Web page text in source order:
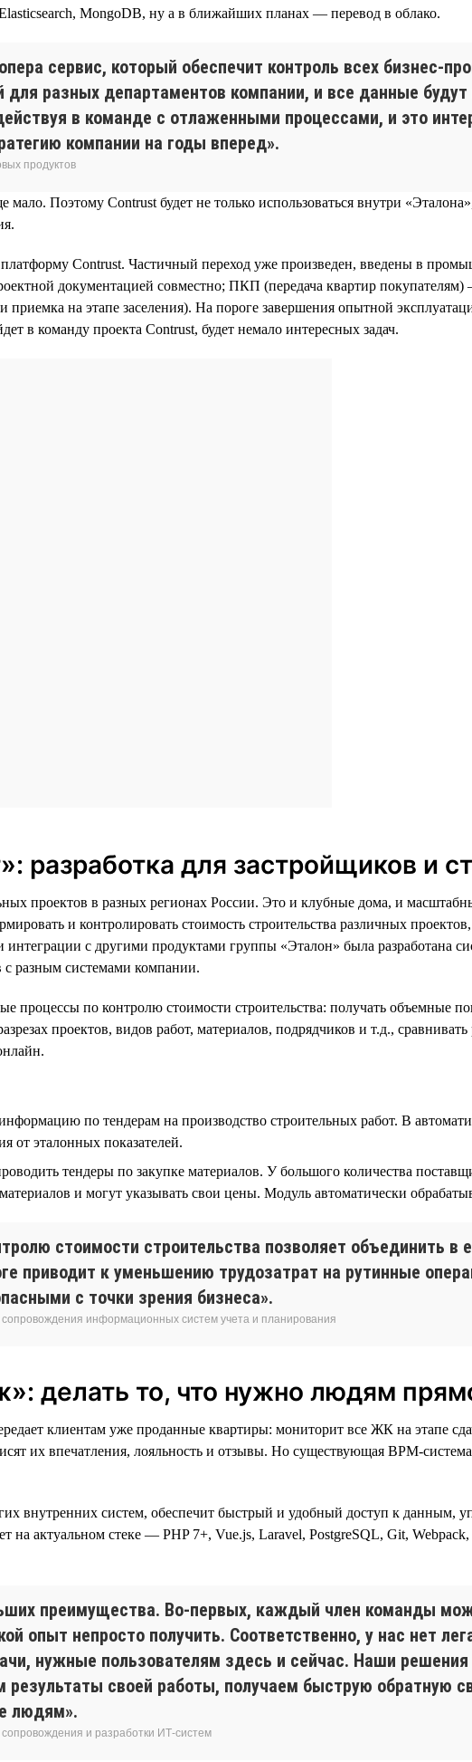
MongoDB, ну а в ближайших планах — перевод в облако.
сервис, который обеспечит контроль всех бизнес-
для разных департаментов компании, и все данные
в команде с отлаженными процессами, и это
компании на годы вперед».
продуктов
Поэтому Contrust будет не только использоваться внутри
Contrust. Частичный переход уже произведен, введены в
документацией совместно; ПКП (передача квартир
на этапе заселения). На пороге завершения опытной
в команду проекта Contrust, будет немало интересных задач.
разработка для застройщиков и
проектов в разных регионах России. Это и клубные дома, и
и контролировать стоимость строительства различных
с другими продуктами группы «Эталон» была разработана
с разным системами компании.
процессы по контролю стоимости строительства: получать объемные
проектов, видов работ, материалов, подрядчиков и т.д.,
по тендерам на производство строительных работ. В
от эталонных показателей.
тендеры по закупке материалов. У большого количества
и могут указывать свои цены. Модуль автоматически
стоимости строительства позволяет объединить в
приводит к уменьшению трудозатрат на рутинные
с точки зрения бизнеса».
информационных систем учета и планирования
делать то, что нужно людям
клиентам уже проданные квартиры: мониторит все ЖК на этапе
их впечатления, лояльность и отзывы. Но существующая BPM-
внутренних систем, обеспечит быстрый и удобный доступ к данным,
на актуальном стеке — PHP 7+, Vue.js, Laravel, PostgreSQL, Git,
преимущества. Во-первых, каждый член команды
опыт непросто получить. Соответственно, у нас нет
нужные пользователям здесь и сейчас. Наши решения
своей работы, получаем быструю обратную
людям».
и разработки ИТ-систем